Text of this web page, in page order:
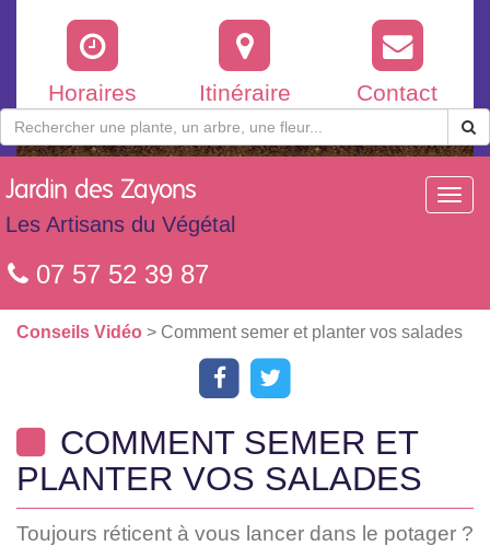
Horaires Itinéraire Contact
Jardin des Zayons
Les Artisans du Végétal
07 57 52 39 87
Conseils Vidéo > Comment semer et planter vos salades
COMMENT SEMER ET
PLANTER VOS SALADES
Toujours réticent à vous lancer dans le potager ?